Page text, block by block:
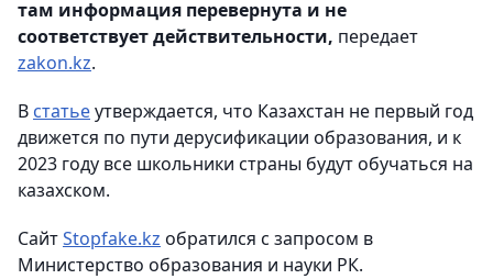
там информация перевернута и не
соответствует действительности, передает
zakon.kz.
В статьеутверждается, что Казахстан не первый год
движется по пути дерусификации образования, и к
2023 году все школьники страны будут обучаться на
казахском.
СайтStopfake.kz обратился с запросом в
Министерство образования и науки РК.